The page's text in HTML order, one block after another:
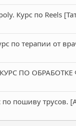
Курс по Reels
по терапии от
ПО ОБРАБОТКЕ
пошиву трусов.